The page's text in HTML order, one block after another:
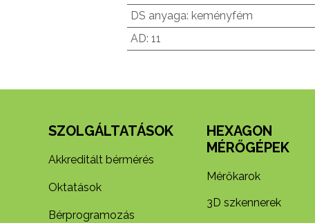
DS anyaga: keményfém
AD: 11
SZOLGÁLTATÁSOK
Akkreditált bérmérés
Oktatások
Bérprogramozás
HEXAGON
MÉRŐGÉPEK
Mérőkarok
3D szkennerek